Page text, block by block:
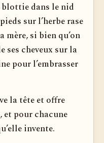
dans le nid
sur l’herbe rase
mère, si bien qu’on
ses cheveux sur la
pour l’embrasser
la tête et offre
et pour chacune
invente.